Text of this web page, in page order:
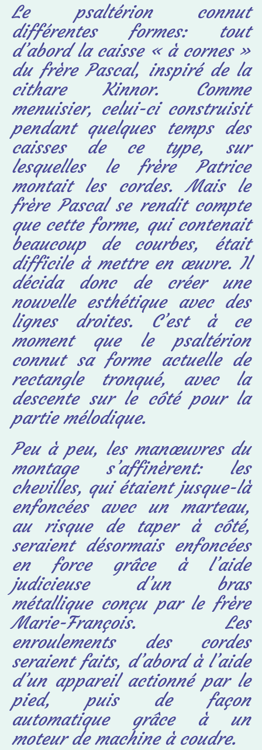
Le psaltérion connut
différentes formes: tout
d’abord la caisse « à cornes »
du frère Pascal, inspiré de la
cithare Kinnor. Comme
menuisier, celui-ci construisit
pendant quelques temps des
caisses de ce type, sur
lesquelles le frère Patrice
montait les cordes. Mais le
frère Pascal se rendit compte
que cette forme, qui contenait
beaucoup de courbes, était
difficile à mettre en œuvre. Il
décida donc de créer une
nouvelle esthétique avec des
lignes droites. C’est à ce
moment que le psaltérion
connut sa forme actuelle de
rectangle tronqué, avec la
descente sur le côté pour la
partie mélodique.
Peu à peu, les manœuvres du
montage s’affinèrent: les
chevilles, qui étaient jusque-là
enfoncées avec un marteau,
au risque de taper à côté,
seraient désormais enfoncées
en force grâce à l’aide
judicieuse d’un bras
métallique conçu par le frère
Marie-François. Les
enroulements des cordes
seraient faits, d’abord à l’aide
d’un appareil actionné par le
pied, puis de façon
automatique grâce à un
moteur de machine à coudre.